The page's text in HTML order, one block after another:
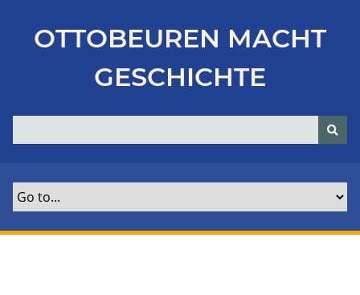
p
OTTOBEUREN MACHT
GESCHICHTE